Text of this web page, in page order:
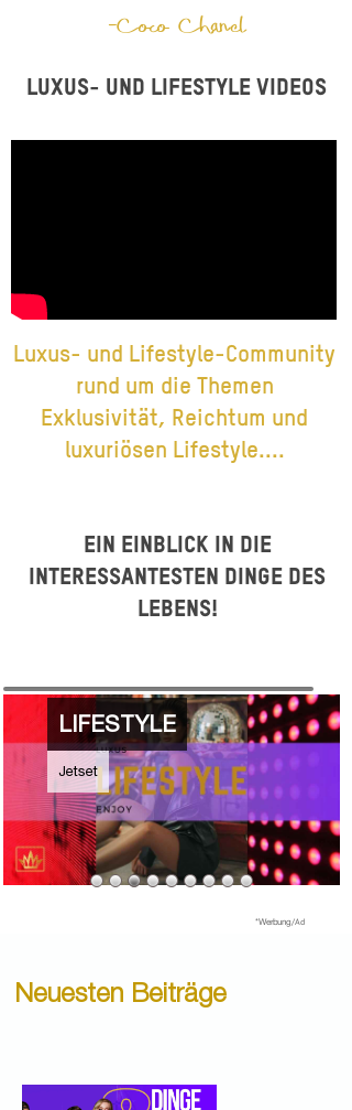
Neuesten Beiträge
Ein Einblick in die
interessantesten Dinge des
Lebens!
Luxus- und Lifestyle-Community
rund um die Themen
Exklusivität, Reichtum und
luxuriösen Lifestyle....
Luxus- und Lifestyle Videos
-Coco Chanel
*Werbung/Ad